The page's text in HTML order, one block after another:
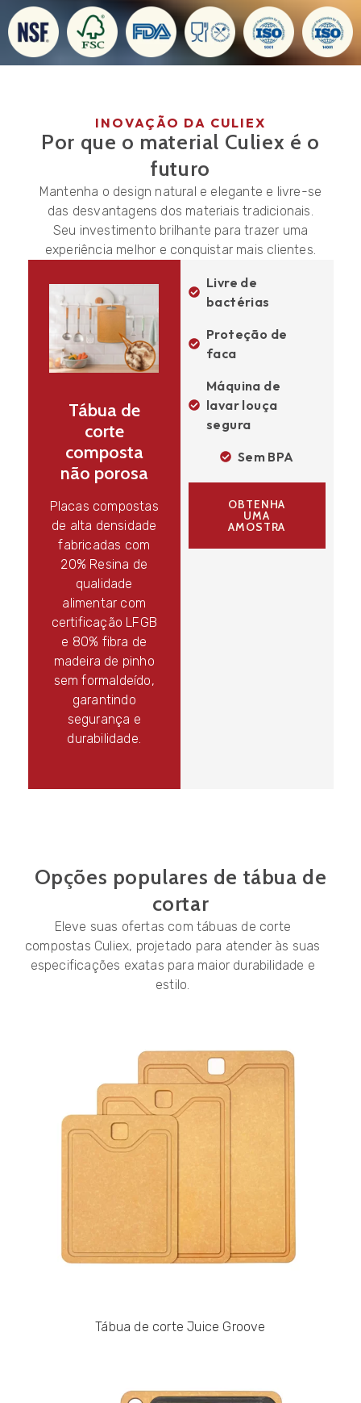
INOVAÇÃO DA CULIEX
Por que o material Culiex é o
futuro
Mantenha o design natural e elegante e livre-se
das desvantagens dos materiais tradicionais.
Seu investimento brilhante para trazer uma
experiência melhor e conquistar mais clientes.
Tábua de
corte
composta
não porosa
Placas compostas
de alta densidade
fabricadas com
20% Resina de
qualidade
alimentar com
certificação LFGB
e 80% fibra de
madeira de pinho
sem formaldeído,
garantindo
segurança e
durabilidade.
Livre de
bactérias
Proteção de
faca
Máquina de
lavar louça
segura
Sem BPA
OBTENHA
UMA
AMOSTRA
Opções populares de tábua de
cortar
Eleve suas ofertas com tábuas de corte
compostas Culiex, projetado para atender às suas
especificações exatas para maior durabilidade e
estilo.
Tábua de corte Juice Groove